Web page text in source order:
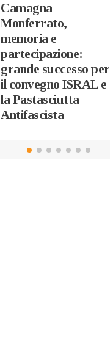
Camagna
Monferrato,
memoria e
partecipazione:
grande successo per
il convegno ISRAL e
la Pastasciutta
Antifascista